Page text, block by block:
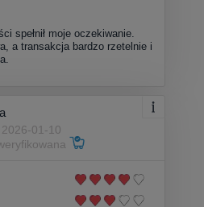
spełnił moje oczekiwanie.
a transakcja bardzo rzetelnie i
01-10